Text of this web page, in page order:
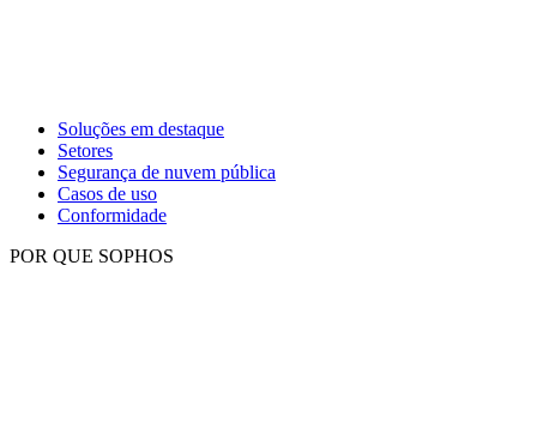
Soluções em destaque
Setores
Segurança de nuvem pública
Casos de uso
Conformidade
POR QUE SOPHOS